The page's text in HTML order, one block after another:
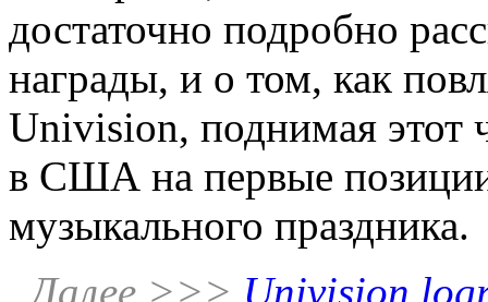
достаточно подробно
награды, и о том, как
Univision, поднимая этот
в США на первые
музыкального праздника.
Далее >>> Univision